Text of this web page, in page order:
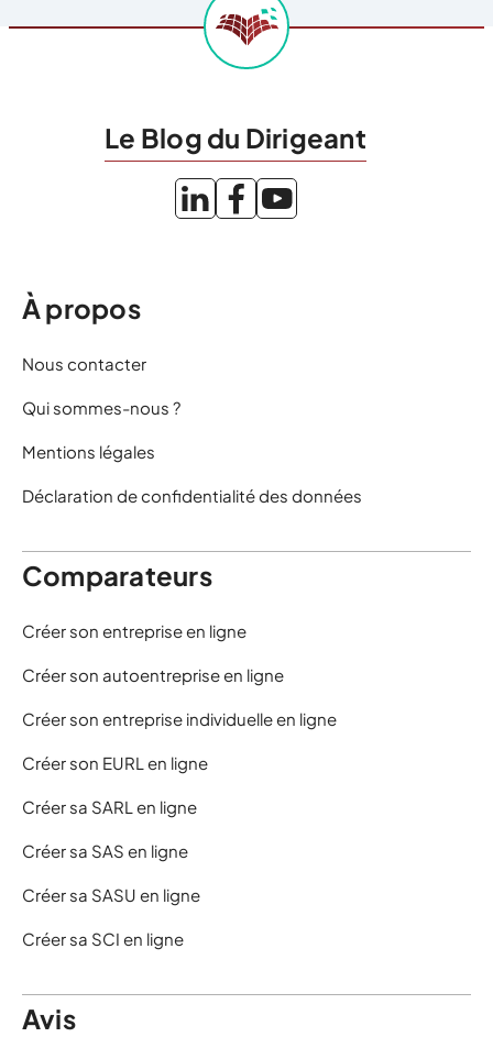
Le Blog du Dirigeant
À propos
Nous contacter
Qui sommes-nous ?
Mentions légales
Déclaration de confidentialité des données
Comparateurs
Créer son entreprise en ligne
Créer son autoentreprise en ligne
Créer son entreprise individuelle en ligne
Créer son EURL en ligne
Créer sa SARL en ligne
Créer sa SAS en ligne
Créer sa SASU en ligne
Créer sa SCI en ligne
Avis